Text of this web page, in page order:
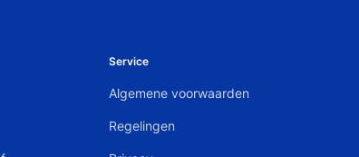
Service
Algemene voorwaarden
Regelingen